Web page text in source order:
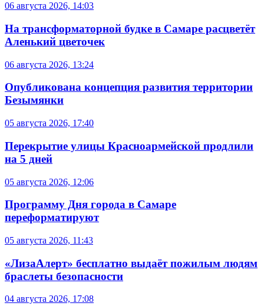
06 августа 2026, 14:03
На трансформаторной будке в Самаре расцветёт
Аленький цветочек
06 августа 2026, 13:24
Опубликована концепция развития территории
Безымянки
05 августа 2026, 17:40
Перекрытие улицы Красноармейской продлили
на 5 дней
05 августа 2026, 12:06
Программу Дня города в Самаре
переформатируют
05 августа 2026, 11:43
«ЛизаАлерт» бесплатно выдаёт пожилым людям
браслеты безопасности
04 августа 2026, 17:08